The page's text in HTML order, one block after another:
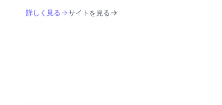
ブラウザからすぐに使える30種類の無料ツールをまとめまし
詳しく見る サイトを見る